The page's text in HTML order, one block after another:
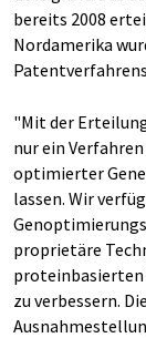
bereits 2008
Nordamerika
"Mit der
nur ein
optimierter
lassen. Wir
proprietäre
zu verbessern.